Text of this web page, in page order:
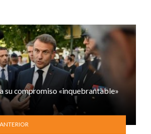
su compromiso «inquebrantable»